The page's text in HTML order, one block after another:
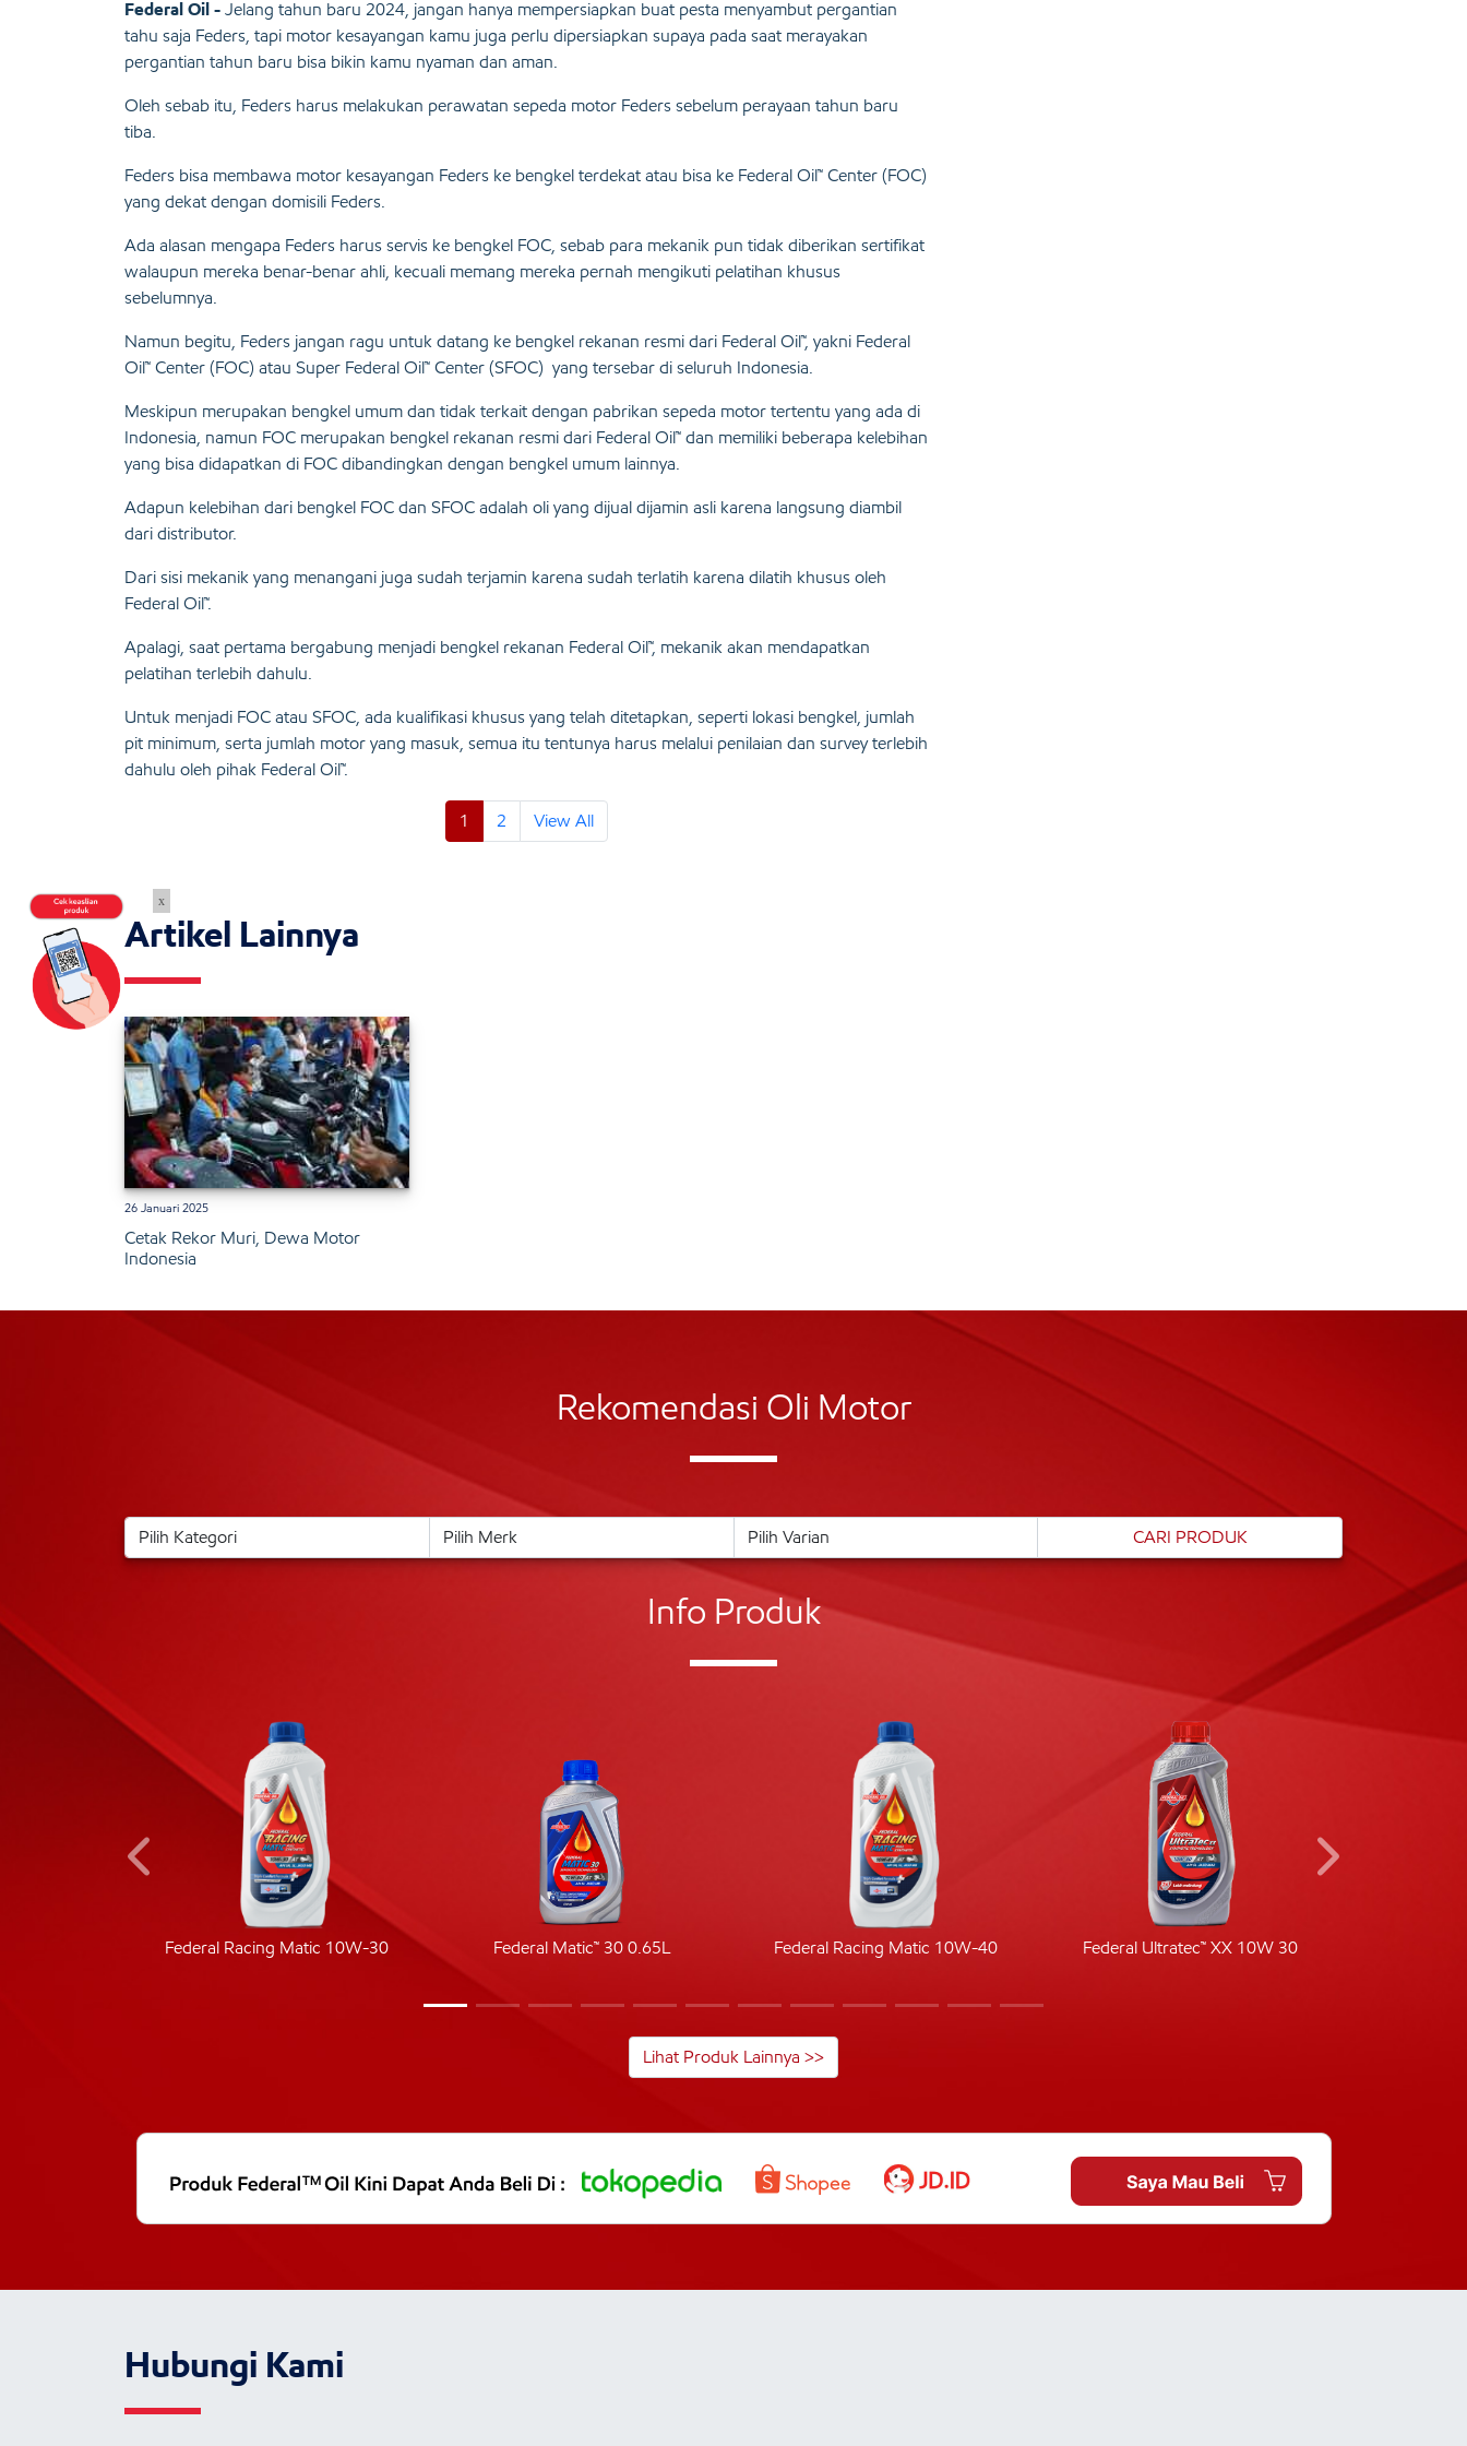
Federal Oil - Jelang tahun baru 2024, jangan hanya mempersiapkan buat pesta menyambut pergantian
tahu saja Feders, tapi motor kesayangan kamu juga perlu dipersiapkan supaya pada saat merayakan
pergantian tahun baru bisa bikin kamu nyaman dan aman.
Oleh sebab itu, Feders harus melakukan perawatan sepeda motor Feders sebelum perayaan tahun baru
tiba.
Feders bisa membawa motor kesayangan Feders ke bengkel terdekat atau bisa ke Federal Oil™ Center (FOC)
yang dekat dengan domisili Feders.
Ada alasan mengapa Feders harus servis ke bengkel FOC, sebab para mekanik pun tidak diberikan sertifikat
walaupun mereka benar-benar ahli, kecuali memang mereka pernah mengikuti pelatihan khusus
sebelumnya.
Namun begitu, Feders jangan ragu untuk datang ke bengkel rekanan resmi dari Federal Oil™, yakni Federal
Oil™ Center (FOC) atau Super Federal Oil™ Center (SFOC) yang tersebar di seluruh Indonesia.
Meskipun merupakan bengkel umum dan tidak terkait dengan pabrikan sepeda motor tertentu yang ada di
Indonesia, namun FOC merupakan bengkel rekanan resmi dari Federal Oil™ dan memiliki beberapa kelebihan
yang bisa didapatkan di FOC dibandingkan dengan bengkel umum lainnya.
Adapun kelebihan dari bengkel FOC dan SFOC adalah oli yang dijual dijamin asli karena langsung diambil
dari distributor.
Dari sisi mekanik yang menangani juga sudah terjamin karena sudah terlatih karena dilatih khusus oleh
Federal Oil™.
Apalagi, saat pertama bergabung menjadi bengkel rekanan Federal Oil™, mekanik akan mendapatkan
pelatihan terlebih dahulu.
Untuk menjadi FOC atau SFOC, ada kualifikasi khusus yang telah ditetapkan, seperti lokasi bengkel, jumlah
pit minimum, serta jumlah motor yang masuk, semua itu tentunya harus melalui penilaian dan survey terlebih
dahulu oleh pihak Federal Oil™.
1 2 View All
Artikel Lainnya
26 Januari 2025
Cetak Rekor Muri, Dewa Motor
Indonesia
Rekomendasi Oli Motor
Info Produk
Federal Racing Matic 10W-30 Federal Matic™ 30 0.65L Federal Racing Matic 10W-40 Federal Ultratec™ XX 10W 30
Lihat Produk Lainnya >>
Hubungi Kami
x